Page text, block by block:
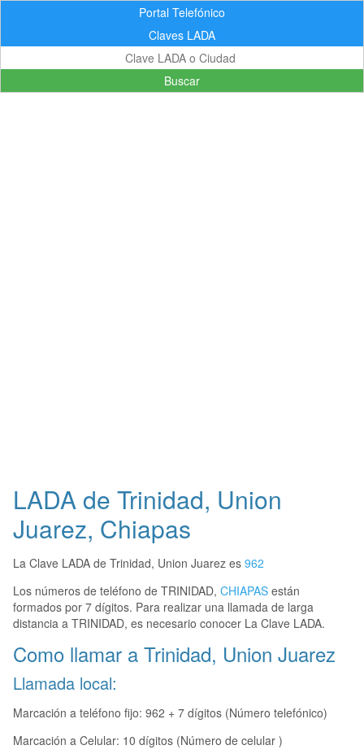
Portal Telefónico
Claves LADA
Buscar
LADA de Trinidad, Union
Juarez, Chiapas
La Clave LADA de Trinidad, Union Juarez es 962
Los números de teléfono de TRINIDAD, CHIAPAS están
formados por 7 dígitos. Para realizar una llamada de larga
distancia a TRINIDAD, es necesario conocer La Clave LADA.
Como llamar a Trinidad, Union Juarez
Llamada local:
Marcación a teléfono fijo: 962 + 7 dígitos (Número telefónico)
Marcación a Celular: 10 dígitos (Número de celular )